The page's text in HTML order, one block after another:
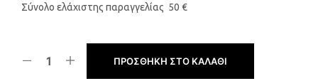
Σύνολο ελάχιστης παραγγελίας 50 €
ΠΡΟΣΘΉΚΗ ΣΤΟ ΚΑΛΆΘΙ